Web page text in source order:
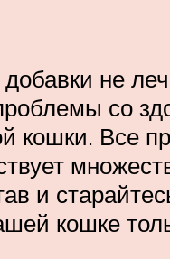
не
со
кошки. Все
и
кошке